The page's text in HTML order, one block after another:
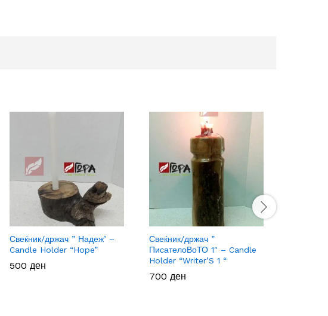
Свеќник/држач ” Надеж’ –
Candle Holder “Hope”
500 ден
500 ден
Свеќник/држач ”
ПисателоВоТО 1″ – Candle
Holder “Writer’S 1 “
700 ден
700 ден